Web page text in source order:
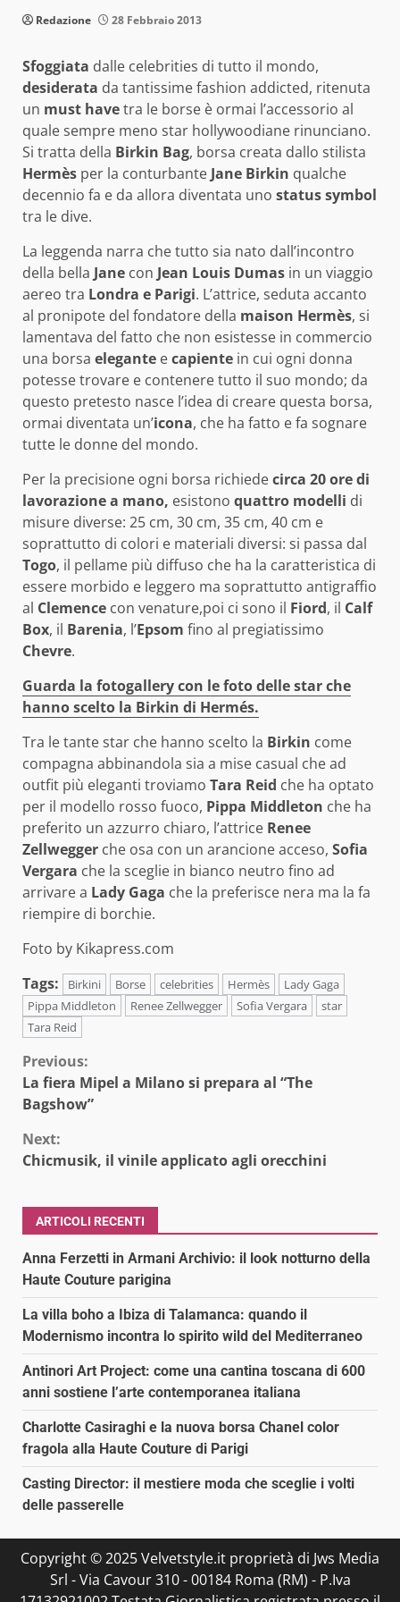
Redazione 28 Febbraio 2013
Sfoggiata dalle celebrities di tutto il mondo,
desiderata da tantissime fashion addicted, ritenuta
un must havetra le borse è ormai l’accessorio al
quale sempre meno star hollywoodiane rinunciano.
Si tratta della Birkin Bag, borsa creata dallo stilista
Hermès per la conturbante Jane Birkin qualche
decennio fa e da allora diventata uno status symbol
tra le dive.
La leggenda narra che tutto sia nato dall’incontro
della bella Jane con Jean Louis Dumas in un viaggio
aereo tra Londra e Parigi. L’attrice, seduta accanto
al pronipote del fondatore della maison Hermès, si
lamentava del fatto che non esistesse in commercio
una borsa elegante ecapiente in cui ogni donna
potesse trovare e contenere tutto il suo mondo; da
questo pretesto nasce l’idea di creare questa borsa,
ormai diventata un’icona, che ha fatto e fa sognare
tutte le donne del mondo.
Per la precisione ogni borsa richiedecirca 20 ore di
lavorazione a mano, esistono quattro modelli di
misure diverse: 25 cm, 30 cm, 35 cm, 40 cm e
soprattutto di colori e materiali diversi: si passa dal
Togo, il pellame più diffuso che ha la caratteristica di
essere morbido e leggero ma soprattutto antigraffio
al Clemence con venature,poi ci sono il Fiord, il Calf
Box, il Barenia, l’Epsom fino al pregiatissimo
Chevre.
Guarda la fotogallery con le foto delle star che
hanno scelto la Birkin di Hermés.
Tra le tante star che hanno scelto la Birkin come
compagna abbinandola sia a mise casual che ad
outfit più eleganti troviamo Tara Reid che ha optato
per il modello rosso fuoco, Pippa Middleton che ha
preferito un azzurro chiaro, l’attrice Renee
Zellwegger che osa con un arancione acceso, Sofia
Vergara che la sceglie in bianco neutro fino ad
arrivare a Lady Gaga che la preferisce nera ma la fa
riempire di borchie.
Foto by Kikapress.com
Tags:
Birkini Borse celebrities Hermès
Lady Gaga
Pippa Middleton
Renee Zellwegger Sofia Vergara
star
Tara Reid
Continue
Reading
Previous:
La fiera Mipel a Milano si prepara al “The
Bagshow”
Next:
Chicmusik, il vinile applicato agli orecchini
ARTICOLI RECENTI
Anna Ferzetti in Armani Archivio: il look notturno della
Haute Couture parigina
La villa boho a Ibiza di Talamanca: quando il
Modernismo incontra lo spirito wild del Mediterraneo
Antinori Art Project: come una cantina toscana di 600
anni sostiene l’arte contemporanea italiana
Charlotte Casiraghi e la nuova borsa Chanel color
fragola alla Haute Couture di Parigi
Casting Director: il mestiere moda che sceglie i volti
delle passerelle
Copyright © 2025 Velvetstyle.it proprietà di Jws Media
Srl - Via Cavour 310 - 00184 Roma (RM) - P.Iva